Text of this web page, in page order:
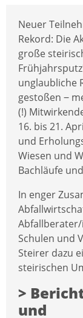
Neuer
Rekord: Die
große
unglaubliche
gestoßen ‒
(!)
16. bis 21.
und
Wiesen und
Bachläufe
In enger
Schulen und
Steirer dazu
steirischen
>
und